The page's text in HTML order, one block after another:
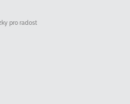
pro radost